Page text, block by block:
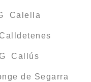
Calella
Callús
de Segarra